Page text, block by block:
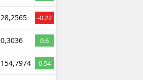
28,2565 -0.22
0,3036 0.6
154,7974 0.54